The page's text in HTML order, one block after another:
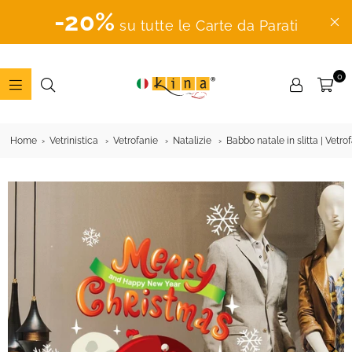
-20% su tutte le Carte da Parati
0
Home Vetrinistica Vetrofanie Natalizie Babbo natale in slitta |